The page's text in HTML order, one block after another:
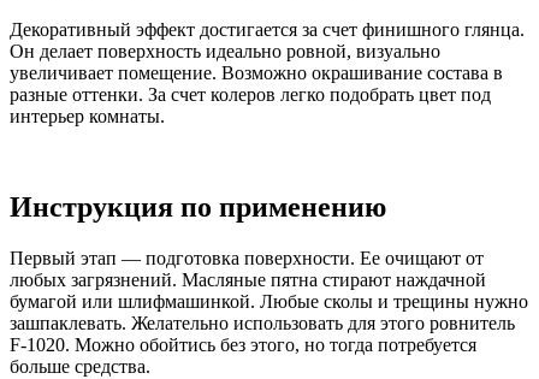
Декоративный эффект достигается за счет финишного глянца.
Он делает поверхность идеально ровной, визуально
увеличивает помещение. Возможно окрашивание состава в
разные оттенки. За счет колеров легко подобрать цвет под
интерьер комнаты.
Инструкция по применению
Первый этап — подготовка поверхности. Ее очищают от
любых загрязнений. Масляные пятна стирают наждачной
бумагой или шлифмашинкой. Любые сколы и трещины нужно
зашпаклевать. Желательно использовать для этого ровнитель
F-1020. Можно обойтись без этого, но тогда потребуется
больше средства.